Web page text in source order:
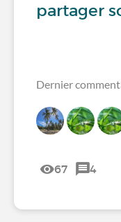
partager
Dernier
67 4